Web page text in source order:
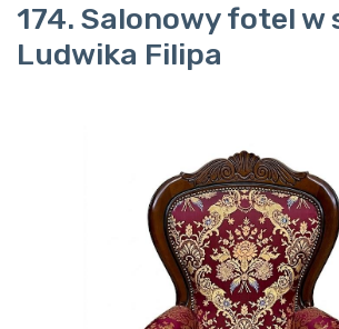
174. Salonowy fotel w
Ludwika Filipa